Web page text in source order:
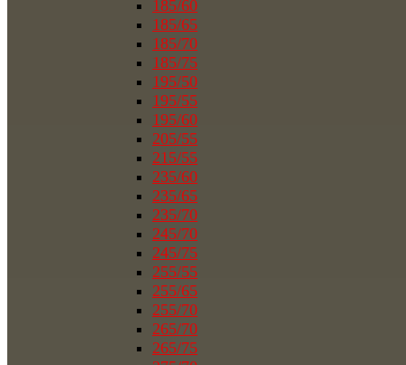
185/60
185/65
185/70
185/75
195/50
195/55
195/60
205/55
215/55
235/60
235/65
235/70
245/70
245/75
255/55
255/65
255/70
265/70
265/75